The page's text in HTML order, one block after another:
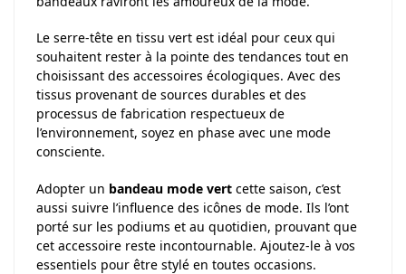
Le serre-tête en tissu vert est idéal pour ceux qui
souhaitent rester à la pointe des tendances tout en
choisissant des accessoires écologiques. Avec des
tissus provenant de sources durables et des
processus de fabrication respectueux de
l’environnement, soyez en phase avec une mode
consciente.
Adopter un bandeau mode vert cette saison, c’est
aussi suivre l’influence des icônes de mode. Ils l’ont
porté sur les podiums et au quotidien, prouvant que
cet accessoire reste incontournable. Ajoutez-le à vos
essentiels pour être stylé en toutes occasions.